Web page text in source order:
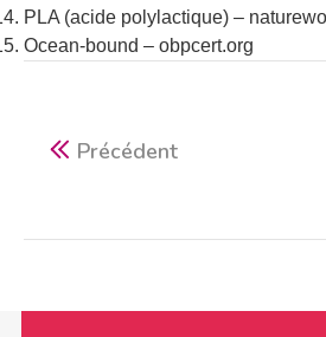
PLA (acide polylactique) –
Ocean-bound – obpcert.org
Précédent